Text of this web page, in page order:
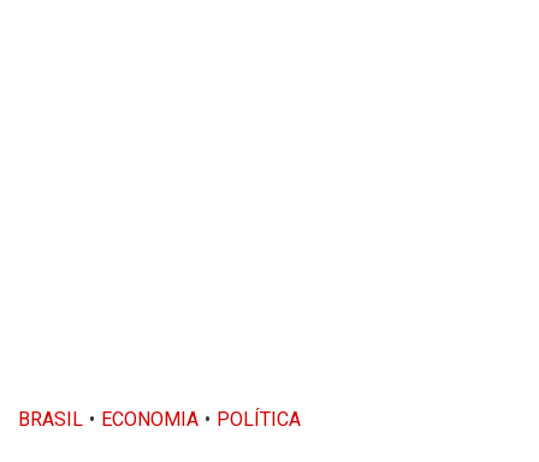
BRASIL ECONOMIA POLÍTICA